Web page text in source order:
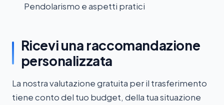
Pendolarismo e aspetti pratici
Ricevi una raccomandazione
personalizzata
La nostra valutazione gratuita per il trasferimento
tiene conto del tuo budget, della tua situazione